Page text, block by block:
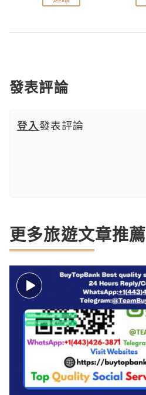
發表評論
登入發表評論
更多旅遊文章推薦